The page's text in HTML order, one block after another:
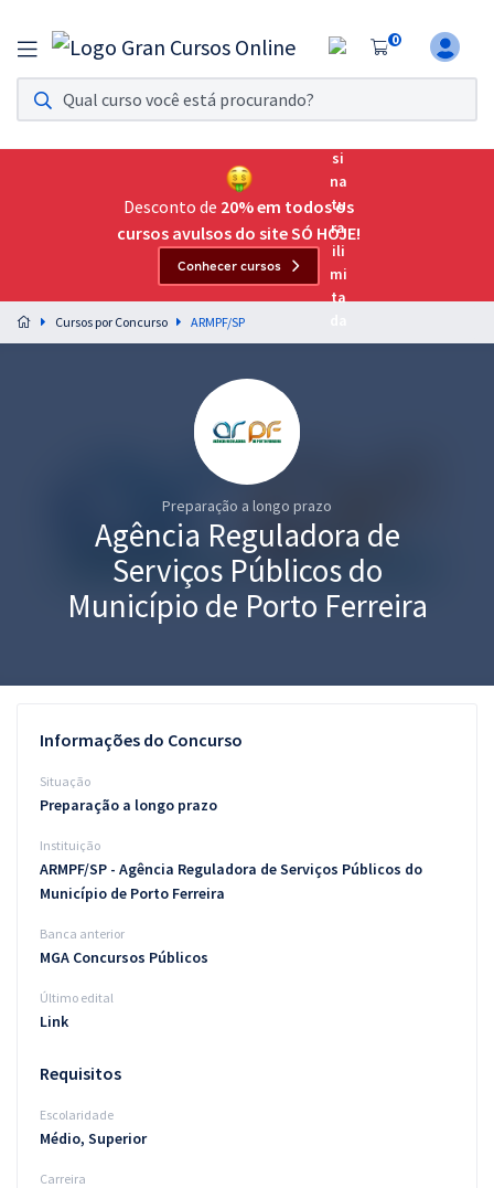
0
Assinatura Ilimitada 11
Acesso a todos os cursos. Teste grátis por 7 dias!
Assinatura OAB Até Passar
Acesso ilimitado a toda preparação para o Exame da
Preparação completa e intensiva para as principais
residências em saúde do Brasil
Blog
Aprovados
Desconto de 20% em todos os
cursos avulsos do site SÓ HOJE!
Conhecer cursos
Cursos por Concurso ARMPF/SP
Preparação a longo prazo
Agência Reguladora de
Serviços Públicos do
Município de Porto Ferreira
Informações do Concurso
Situação
Preparação a longo prazo
Instituição
ARMPF/SP - Agência Reguladora de Serviços Públicos do
Município de Porto Ferreira
Banca anterior
MGA Concursos Públicos
Último edital
Link
Requisitos
Escolaridade
Médio, Superior
Carreira